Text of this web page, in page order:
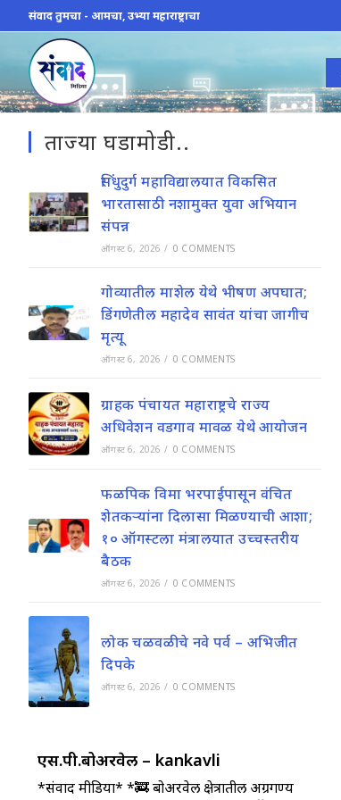
to
content
संवाद तुमचा - आमचा, उभ्या महाराष्ट्राचा
ताज्या घडामोडी..
सिंधुदुर्ग महाविद्यालयात विकसित
भारतासाठी नशामुक्त युवा अभियान
संपन्न
ऑगस्ट 6, 2026 / 0 COMMENTS
गोव्यातील माशेल येथे भीषण अपघात;
डिंगणेतील महादेव सावंत यांचा जागीच
मृत्यू
ऑगस्ट 6, 2026 / 0 COMMENTS
ग्राहक पंचायत महाराष्ट्रचे राज्य
अधिवेशन वडगाव मावळ येथे आयोजन
ऑगस्ट 6, 2026 / 0 COMMENTS
फळपिक विमा भरपाईपासून वंचित
शेतकऱ्यांना दिलासा मिळण्याची आशा;
१० ऑगस्टला मंत्रालयात उच्चस्तरीय
बैठक
ऑगस्ट 6, 2026 / 0 COMMENTS
लोक चळवळीचे नवे पर्व – अभिजीत
दिपके
ऑगस्ट 6, 2026 / 0 COMMENTS
एस.पी.बोअरवेल – kankavli
*संवाद मीडिया* *🚒 बोअरवेल क्षेत्रातील अग्रगण्य